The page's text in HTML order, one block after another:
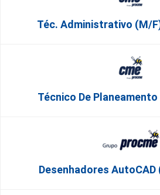
Téc. Administrativo (m/
Técnico De
Desenhadores